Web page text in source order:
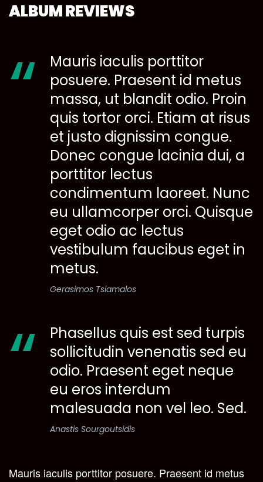
ALBUM REVIEWS
Mauris iaculis porttitor
posuere. Praesent id metus
massa, ut blandit odio. Proin
quis tortor orci. Etiam at risus
et justo dignissim congue.
Donec congue lacinia dui, a
porttitor lectus
condimentum laoreet. Nunc
eu ullamcorper orci. Quisque
eget odio ac lectus
vestibulum faucibus eget in
metus.
Gerasimos Tsiamalos
Phasellus quis est sed turpis
sollicitudin venenatis sed eu
odio. Praesent eget neque
eu eros interdum
malesuada non vel leo. Sed.
Anastis Sourgoutsidis
Mauris iaculis porttitor posuere. Praesent id metus